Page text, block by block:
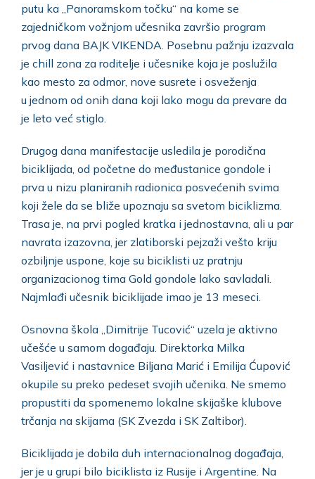
putu ka „Panoramskom točku“ na kome se
zajedničkom vožnjom učesnika završio program
prvog dana BAJK VIKENDA. Posebnu pažnju izazvala
je chill zona za roditelje i učesnike koja je poslužila
kao mesto za odmor, nove susrete i osveženja
u jednom od onih dana koji lako mogu da prevare da
je leto već stiglo.
Drugog dana manifestacije usledila je porodična
biciklijada, od početne do međustanice gondole i
prva u nizu planiranih radionica posvećenih svima
koji žele da se bliže upoznaju sa svetom biciklizma.
Trasa je, na prvi pogled kratka i jednostavna, ali u par
navrata izazovna, jer zlatiborski pejzaži vešto kriju
ozbiljnje uspone, koje su biciklisti uz pratnju
organizacionog tima Gold gondole lako savladali.
Najmlađi učesnik biciklijade imao je 13 meseci.
Osnovna škola „Dimitrije Tucović“ uzela je aktivno
učešće u samom događaju. Direktorka Milka
Vasiljević i nastavnice Biljana Marić i Emilija Ćupović
okupile su preko pedeset svojih učenika. Ne smemo
propustiti da spomenemo lokalne skijaške klubove
trčanja na skijama (SK Zvezda i SK Zaltibor).
Biciklijada je dobila duh internacionalnog događaja,
jer je u grupi bilo biciklista iz Rusije i Argentine. Na